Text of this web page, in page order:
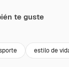
te guste
estilo de